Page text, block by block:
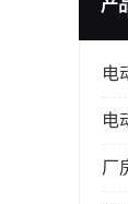
产
电
厂